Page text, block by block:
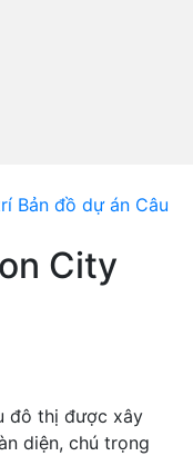
Bản đồ dự án Câu
City
đô thị được xây
diện, chú trọng